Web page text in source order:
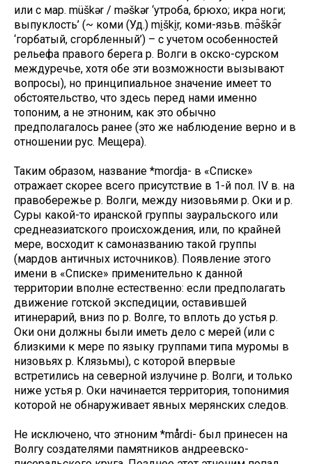
или с мар. müškər / məškər ‘утроба, брюхо; икра ноги;
выпуклость’ (~ коми (Уд.) mi̮ški̮r, коми-язьв. mə̑škə̑r
‘горбатый, сгорбленный’) – с учетом особенностей
рельефа правого берега р. Волги в окско-сурском
междуречье, хотя обе эти возможности вызывают
вопросы), но принципиальное значение имеет то
обстоятельство, что здесь перед нами именно
топоним, а не этноним, как это обычно
предполагалось ранее (это же наблюдение верно и в
отношении рус. Мещера).
Таким образом, название *mordja- в «Списке»
отражает скорее всего присутствие в 1-й пол. IV в. на
правобережье р. Волги, между низовьями р. Оки и р.
Суры какой-то иранской группы зауральского или
среднеазиатского происхождения, или, по крайней
мере, восходит к самоназванию такой группы
(мардов античных источников). Появление этого
имени в «Списке» применительно к данной
территории вполне естественно: если предполагать
движение готской экспедиции, оставившей
итинерарий, вниз по р. Волге, то вплоть до устья р.
Оки они должны были иметь дело с мерей (или с
близкими к мере по языку группами типа муромы в
низовьях р. Клязьмы), с которой впервые
встретились на северной излучине р. Волги, и только
ниже устья р. Оки начинается территория, топонимия
которой не обнаруживает явных мерянских следов.
Не исключено, что этноним *mårdi- был принесен на
Волгу создателями памятников андреевско-